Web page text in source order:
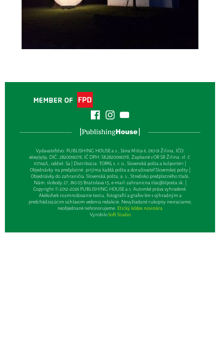
Vydavateľsťvo: PUBLISHING HOUSE a.s., Jána Milca 6, 010 01 Žilina, IČO:
46495959, DIČ: 2820016078, IČ DPH: SK2820016078, Zapísané v OR SR Žilina: vl. č.
10764/L, oddiel: Sa | Distribúcia: TOPAS, s. r. o., Slovenská pošta a kolportéri |
Objednávky na predplatné: prijíma každá pošta a doručovateľ Slovenskej pošty |
Objednávky do zahraničia: Slovenská pošta, a. s., Stredisko predplatného tlače,
Nám. slobody 27, 810 05 Bratislava 15, e-mail:zahranicna.tlac@slposta.sk. |
Copyright © 2012-2026 PUBLISHING HOUSE a.s. Autorské práva vyhradené.
Akékoľvek rozmnožovanie textu, fotografií a grafov len s výhradným a
predchádzajúcim súhlasom vedenia redakcie. Nevyžiadané rukopisy nevraciame,
neobjednané nehonorujeme. Etický kódex novinára
VyrobiloSoft Studio